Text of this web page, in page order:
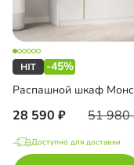
-45%
28 590 51 980
Доступно для доставки